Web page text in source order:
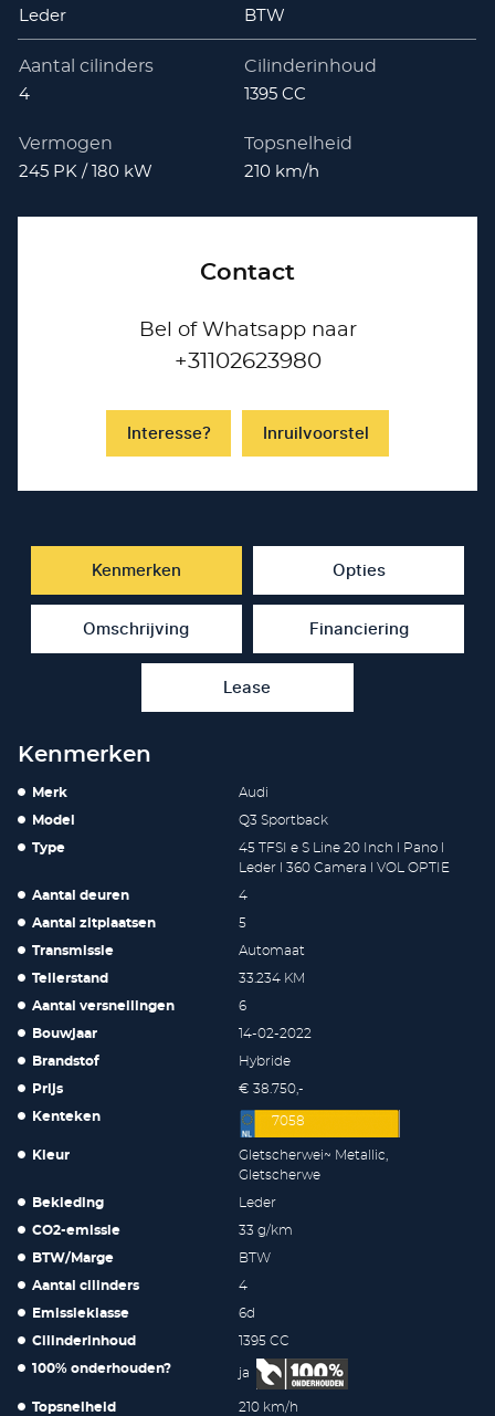
Leder BTW
Aantal cilinders
4
Cilinderinhoud
1395 CC
Vermogen
245 PK / 180 kW
Topsnelheid
210 km/h
Contact
Bel of Whatsapp naar
+31102623980
Interesse? Inruilvoorstel
Kenmerken Opties
Omschrijving Financiering
Lease
Kenmerken
Merk Audi
Model Q3 Sportback
Type
45 TFSI e S Line 20 Inch l Pano l
Leder l 360 Camera l VOL OPTIE
Aantal deuren 4
Aantal zitplaatsen 5
Transmissie Automaat
Tellerstand 33.234 KM
Aantal versnellingen 6
Bouwjaar 14-02-2022
Brandstof Hybride
Prijs € 38.750,-
Kenteken 7058
Kleur
Gletscherwei~ Metallic,
Gletscherwe
Bekleding Leder
CO2-emissie 33 g/km
BTW/Marge BTW
Aantal cilinders 4
Emissieklasse 6d
Cilinderinhoud 1395 CC
100% onderhouden? ja
Topsnelheid 210 km/h